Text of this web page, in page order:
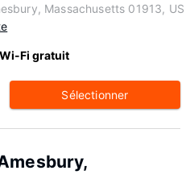
Massachusetts 01913, US
Fi gratuit
Sélectionner